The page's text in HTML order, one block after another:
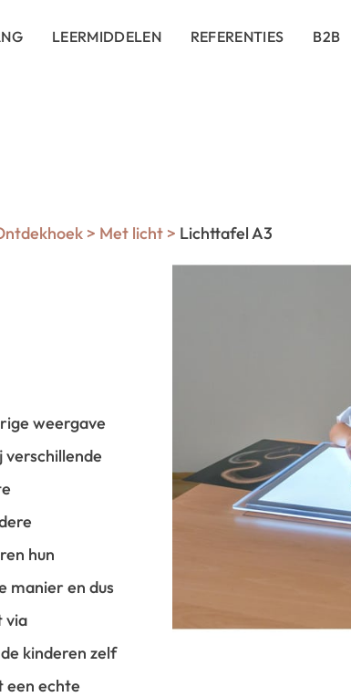
LEERMIDDELEN REFERENTIES B2B
> Met licht > Lichttafel A3
weergave
verschillende
hun
manier en dus
via
kinderen zelf
een echte